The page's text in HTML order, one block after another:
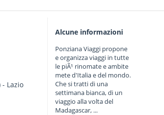
- Lazio
Alcune informazioni
Ponziana Viaggi propone
e organizza viaggi in tutte
le piÃ¹ rinomate e ambite
mete d'Italia e del mondo.
Che si tratti di una
settimana bianca, di un
viaggio alla volta del
Madagascar, ...